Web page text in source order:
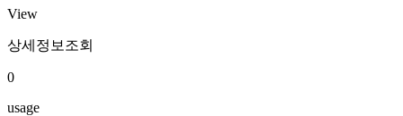
View
상세정보조회
0
usage